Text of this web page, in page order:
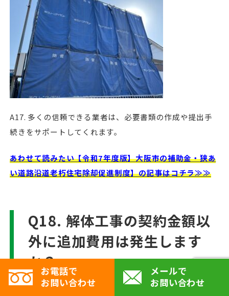
A17. 多くの信頼できる業者は、必要書類の作成や提出手
続きをサポートしてくれます。
あわせて読みたい【令和7年度版】大阪市の補助金・狭あ
い道路沿道老朽住宅除却促進制度】の記事はコチラ≫≫
Q18. 解体工事の契約金額以
外に追加費用は発生します
か？
お電話で
お問い合わせ
メールで
お問い合わせ